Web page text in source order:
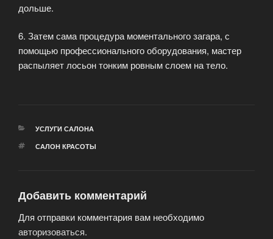
дольше.
6. Затем сама процедура моментального загара, с
помощью профессионального оборудования, мастер
распыляет лосьон тонким ровным слоем на тело.
РУБРИКИ
УСЛУГИ САЛОНА
МЕТКИ
САЛОН КРАСОТЫ
Добавить комментарий
Для отправки комментария вам необходимо
авторизоваться.